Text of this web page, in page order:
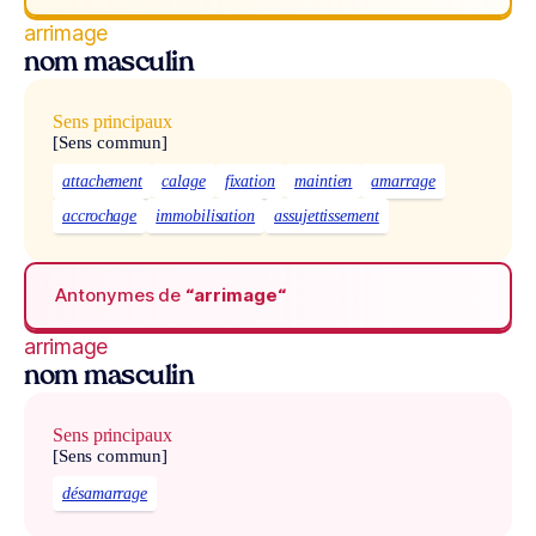
arrimage
nom masculin
Sens principaux
[Sens commun]
attachement calage fixation maintien
amarrage
accrochage
immobilisation assujettissement
Antonymes de “arrimage“
arrimage
nom masculin
Sens principaux
[Sens commun]
désamarrage